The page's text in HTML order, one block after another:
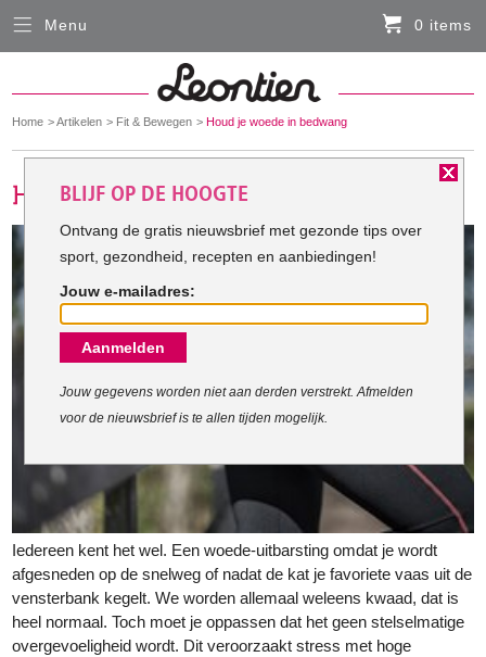
You
here:
Home Artikelen Fit & Bewegen Houd je woede in bedwang
Iedereen kent het wel. Een woede-uitbarsting omdat je wordt
afgesneden op de snelweg of nadat de kat je favoriete vaas uit de
vensterbank kegelt. We worden allemaal weleens kwaad, dat is
heel normaal. Toch moet je oppassen dat het geen stelselmatige
overgevoeligheid wordt. Dit veroorzaakt stress met hoge
Menu 0 items
Sluiten
HARDLOOPKLEDING
FIETSKLEDING
SERVICE
Inloggen
Contact- en adresgegevens
Levertijd, retourneren, ruilen
BLIJF OP DE HOOGTE
Ontvang de gratis nieuwsbrief met gezonde tips over
sport, gezondheid, recepten en aanbiedingen!
Jouw e-mailadres:
Aanmelden
Jouw gegevens worden niet aan derden verstrekt. Afmelden
voor de nieuwsbrief is te allen tijden mogelijk.